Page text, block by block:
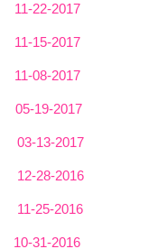
11-22-2017
11-15-2017
11-08-2017
05-19-2017
03-13-2017
12-28-2016
11-25-2016
10-31-2016